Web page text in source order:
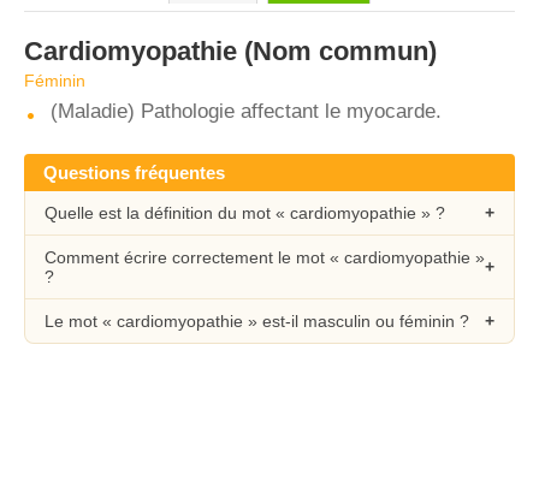
Cardiomyopathie (Nom commun)
Féminin
(Maladie) Pathologie affectant le myocarde.
Questions fréquentes
Quelle est la définition du mot « cardiomyopathie » ?
Comment écrire correctement le mot « cardiomyopathie »
?
Le mot « cardiomyopathie » est-il masculin ou féminin ?